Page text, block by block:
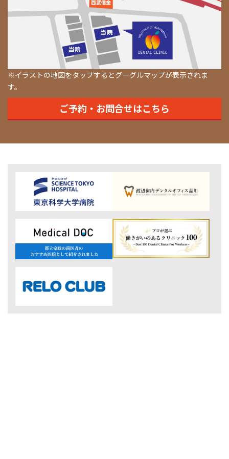
※イラストの地図をタップするとグーグルマップが表示されま
す。
ご予約・お問合せはこちら